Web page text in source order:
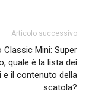
Articolo successivo
Classic Mini: Super
quale è la lista dei
e il contenuto della
scatola?